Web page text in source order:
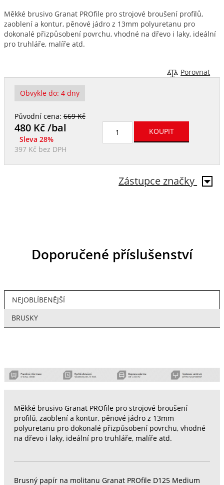
Měkké brusivo Granat PROfile pro strojové broušení profilů,
zaoblení a kontur, pěnové jádro z 13mm polyuretanu pro
dokonalé přizpůsobení povrchu, vhodné na dřevo i laky, ideální
pro truhláře, malíře atd.
Porovnat
Obvykle do: 4 dny
Původní cena:669 Kč
480Kč /bal
Sleva 28%
397 Kč bez DPH
Zástupce značky
Doporučené příslušenství
NEJOBLÍBENĚJŠÍ
BRUSKY
Měkké brusivo Granat PROfile pro strojové broušení
profilů, zaoblení a kontur, pěnové jádro z 13mm
polyuretanu pro dokonalé přizpůsobení povrchu, vhodné
na dřevo i laky, ideální pro truhláře, malíře atd.
Brusný papír na molitanu Granat PROfile D125 Medium